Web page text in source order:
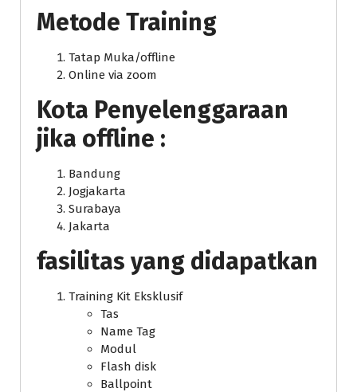
Metode Training
Tatap Muka/offline
Online via zoom
Kota Penyelenggaraan
jika offline :
Bandung
Jogjakarta
Surabaya
Jakarta
fasilitas yang didapatkan
Training Kit Eksklusif
Tas
Name Tag
Modul
Flash disk
Ballpoint